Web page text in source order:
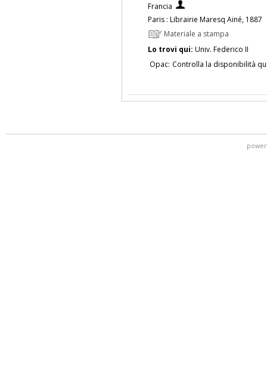
Francia
Paris : Librairie Maresq Ainé, 1887
Materiale a stampa
Lo trovi qui: Univ. Federico II
Opac: Controlla la disponibilità